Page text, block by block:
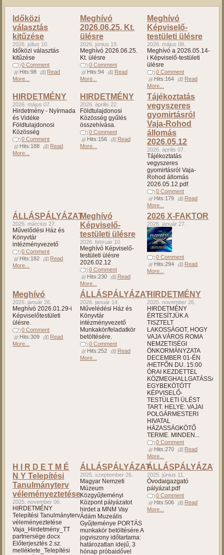
Időközi
választás
kitűzése
2026. július 10.
Időközi választás
kitűzése
0 Comment
Hits:98
Read
More...
Meghívó
2026.06.25. Kt.
ülésre
2026. június 19.
Meghívó 2026.06.25.
Kt. ülésre
0 Comment
Hits:94
Read
More...
Meghívó
Képviselő-
testületi ülésre
2026. május 08.
Meghívó a 2026.05.14-
i Képviselő-testületi
ülésre
0 Comment
Hits:164
Read
More...
HIRDETMÉNY
2026. május 07.
Hirdetmény - Nyírmada
és Vidéke
Földtulajdonosi
Közösség
0 Comment
Hits:188
Read
More...
HIRDETMÉNY
2026. április 22.
Földtulajdonosi
Közösség gyűlés
összehívása.
0 Comment
Hits:156
Read
More...
Tájékoztatás
vegyszeres
gyomirtásról
Vaja-Rohod
állomás
2026.05.12
2026. április 07.
Tájékoztatás
vegyszeres
gyomirtásról Vaja-
Rohod állomás
2026.05.12.pdf
0 Comment
Hits:179
Read
More...
ÁLLÁSPÁLYÁZAT
2026. március 27.
Művelődési Ház és
Könyvtár
intézményvezető
0 Comment
Hits:182
Read
More...
Meghívó
Képviselő-
testületi ülésre
2026. február 10.
Meghívó Képviselő-
testületi ülésre
2026.02.12
0 Comment
Hits:230
Read
More...
2026 X-FAKTOR
2026. január 27.
0 Comment
Hits:294
Read
More...
Meghívó
2026. január 26.
Meghívó 2026.01.29-i
Képviselőtestületi
ülésre.
0 Comment
Hits:309
Read
More...
ÁLLÁSPÁLYÁZAT
2026. január 14.
Művelédési Ház és
Könyvtár
intézményvezető
Munkakör/feladatkör
betöltésére.
0 Comment
Hits:252
Read
More...
HIRDETMÉNY
2025. november 26.
HIRDETMÉNY
ÉRTESÍTJÜK A
TISZTELT
LAKOSSÁGOT, HOGY
VAJA VÁROS ROMA
NEMZETISÉGI
ÖNKORMÁNYZATA
DECEMBER 01-ÉN
/HETFŐN DU. 15:00
ÓRAI KEZDETTEL
KÖZMEGHALLGATÁSSAL
EGYBEKÖTÖTT
KÉPVISELŐ-
TESTÜLETI ÜLÉST
TART. HELYE: VAJAI
POLGÁRMESTERI
HIVATAL
HÁZASSÁGKÖTŐ
TERME. MINDEN...
0 Comment
Hits:270
Read
More...
H I R D E T M É
N Y Telepítési
Tanulmányterv
véleményeztetése
2025. november 06.
HIRDETMÉNY
Telepítési Tanulmányterv
véleményeztetése
Vaja_Hirdetmény_TT
partnersége.docx
Előterjesztés 2.sz.
melléklete_Telepítési
ÁLLÁSPÁLYÁZAT
2025. szeptember 26.
Magyar Nemzeti
Múzeum
Közgyűjteményi
Központ pályázatot
hirdet a MNM Vay
Ádám Muzeális
Gyűjteménye PORTÁS
munkakör betöltésére A
jogviszony időtartama:
határozatlan idejű, 3
hónap próbaidővel
ÁLLÁSPÁLYÁZAT
2025. június 11.
Óvodaigazgató
pályázat.pdf
0 Comment
Hits:506
Read
More...